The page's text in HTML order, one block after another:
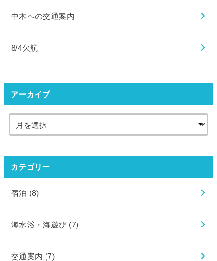
中木への交通案内
8/4欠航
アーカイブ
カテゴリー
宿泊 (8)
海水浴・海遊び (7)
交通案内 (7)